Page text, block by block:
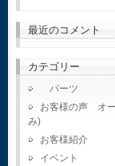
最近のコメント
カテゴリー
パーツ
お客様の声 オ
み)
お客様紹介
イベント